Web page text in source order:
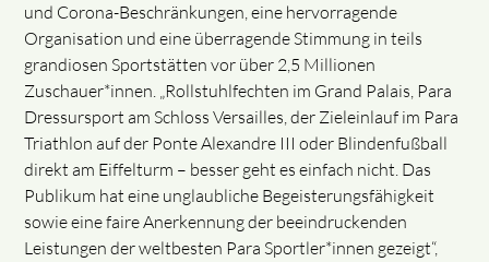
und Corona-Beschränkungen, eine hervorragende
Organisation und eine überragende Stimmung in teils
grandiosen Sportstätten vor über 2,5 Millionen
Zuschauer*innen. „Rollstuhlfechten im Grand Palais, Para
Dressursport am Schloss Versailles, der Zieleinlauf im Para
Triathlon auf der Ponte Alexandre III oder Blindenfußball
direkt am Eiffelturm – besser geht es einfach nicht. Das
Publikum hat eine unglaubliche Begeisterungsfähigkeit
sowie eine faire Anerkennung der beeindruckenden
Leistungen der weltbesten Para Sportler*innen gezeigt“,